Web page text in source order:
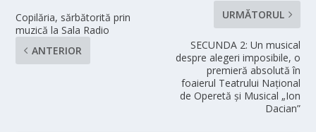
Copilăria, sărbătorită prin
muzică la Sala Radio
ANTERIOR
URMĂTORUL
SECUNDA 2: Un musical
despre alegeri imposibile, o
premieră absolută în
foaierul Teatrului Național
de Operetă și Musical „Ion
Dacian”